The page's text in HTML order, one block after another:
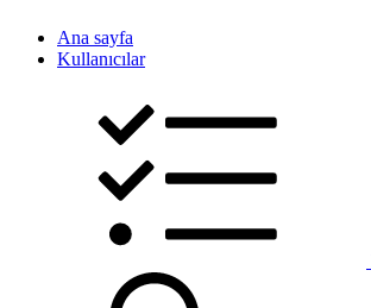
Ana sayfa
Kullanıcılar